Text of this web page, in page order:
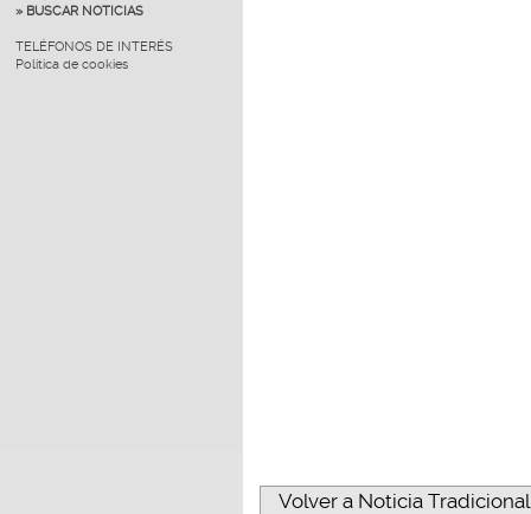
» BUSCAR NOTICIAS
TELÉFONOS DE INTERÉS
Política de cookies
Volver a Noticia